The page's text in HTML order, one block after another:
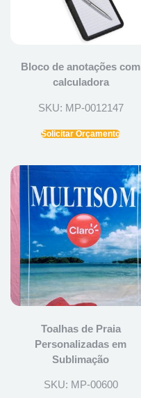
Bloco de anotações com
calculadora
SKU: MP-0012147
Solicitar Orçamento
Toalhas de Praia
Personalizadas em
Sublimação
SKU: MP-00600